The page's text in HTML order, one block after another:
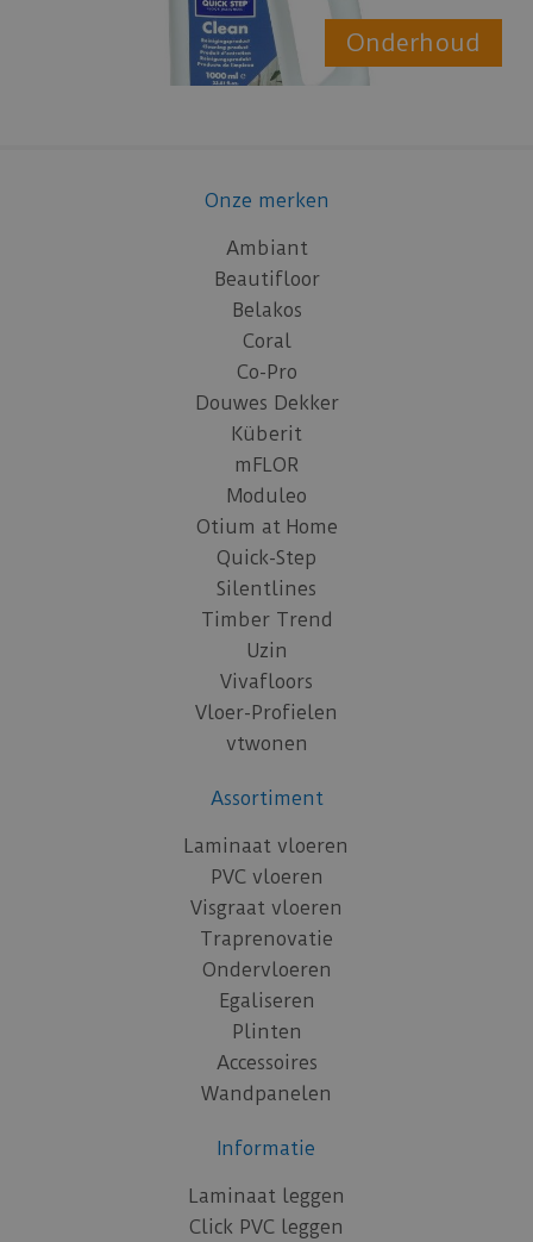
Onderhoud
Onze merken
Ambiant
Beautifloor
Belakos
Coral
Co-Pro
Douwes Dekker
Küberit
mFLOR
Moduleo
Otium at Home
Quick-Step
Silentlines
Timber Trend
Uzin
Vivafloors
Vloer-Profielen
vtwonen
Assortiment
Laminaat vloeren
PVC vloeren
Visgraat vloeren
Traprenovatie
Ondervloeren
Egaliseren
Plinten
Accessoires
Wandpanelen
Informatie
Laminaat leggen
Click PVC leggen